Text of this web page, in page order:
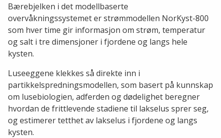
Bærebjelken i det modellbaserte
overvåkningssystemet er strømmodellen NorKyst-800
som hver time gir informasjon om strøm, temperatur
og salt i tre dimensjoner i fjordene og langs hele
kysten.
Luseeggene klekkes så direkte inn i
partikkelspredningsmodellen, som basert på kunnskap
om lusebiologien, adferden og dødelighet beregner
hvordan de frittlevende stadiene til lakselus sprer seg,
og estimerer tetthet av lakselus i fjordene og langs
kysten.